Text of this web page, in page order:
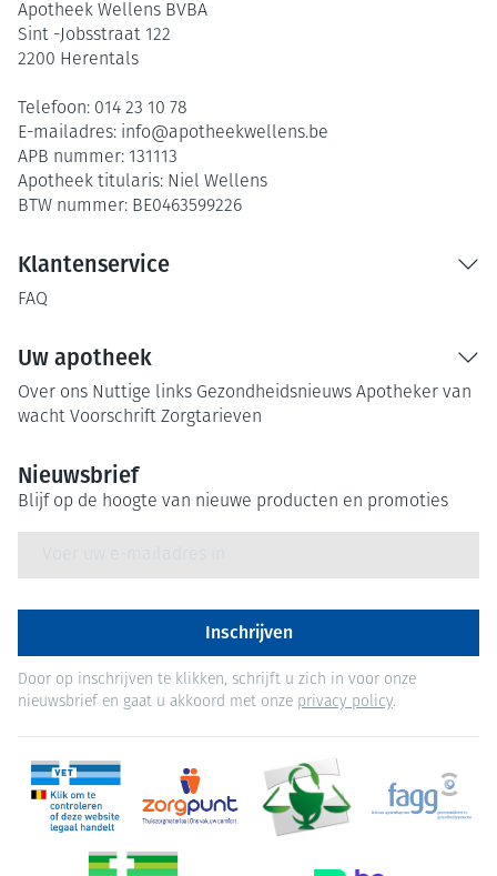
Apotheek Wellens BVBA
Sint -Jobsstraat 122
2200 Herentals
Telefoon: 014 23 10 78
E-mailadres: info@apotheekwellens.be
APB nummer: 131113
Apotheek titularis: Niel Wellens
BTW nummer: BE0463599226
Klantenservice
FAQ
Uw apotheek
Over ons Nuttige links Gezondheidsnieuws Apotheker van
wacht Voorschrift Zorgtarieven
Nieuwsbrief
Blijf op de hoogte van nieuwe producten en promoties
Inschrijven
Door op inschrijven te klikken, schrijft u zich in voor onze
nieuwsbrief en gaat u akkoord met onze privacy policy.